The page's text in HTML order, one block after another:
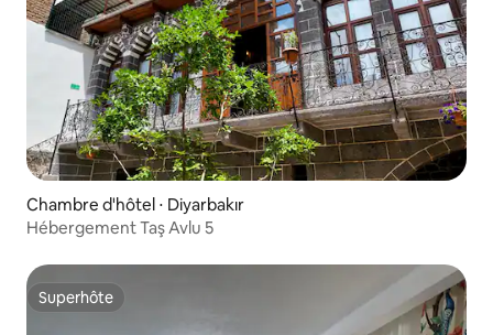
Chambre d'hôtel ⋅ Diyarbakır
Hébergement Taş Avlu 5
Superhôte
Superhôte